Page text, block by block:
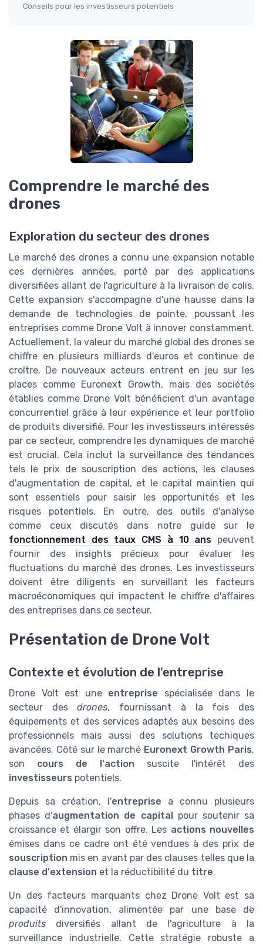
Conseils pour les investisseurs potentiels
Comprendre le marché des
drones
Exploration du secteur des drones
Le marché des drones a connu une expansion notable
ces dernières années, porté par des applications
diversifiées allant de l'agriculture à la livraison de colis.
Cette expansion s'accompagne d'une hausse dans la
demande de technologies de pointe, poussant les
entreprises comme Drone Volt à innover constamment.
Actuellement, la valeur du marché global des drones se
chiffre en plusieurs milliards d'euros et continue de
croître. De nouveaux acteurs entrent en jeu sur les
places comme Euronext Growth, mais des sociétés
établies comme Drone Volt bénéficient d'un avantage
concurrentiel grâce à leur expérience et leur portfolio
de produits diversifié. Pour les investisseurs intéressés
par ce secteur, comprendre les dynamiques de marché
est crucial. Cela inclut la surveillance des tendances
tels le prix de souscription des actions, les clauses
d'augmentation de capital, et le capital maintien qui
sont essentiels pour saisir les opportunités et les
risques potentiels. En outre, des outils d'analyse
comme ceux discutés dans notre guide sur le
fonctionnement des taux CMS à 10 ans peuvent
fournir des insights précieux pour évaluer les
fluctuations du marché des drones. Les investisseurs
doivent être diligents en surveillant les facteurs
macroéconomiques qui impactent le chiffre d'affaires
des entreprises dans ce secteur.
Présentation de Drone Volt
Contexte et évolution de l'entreprise
Drone Volt est une entreprise spécialisée dans le
secteur desdrones, fournissant à la fois des
équipements et des services adaptés aux besoins des
professionnels mais aussi des solutions techiques
avancées. Côté sur le marché Euronext Growth Paris,
son cours de l'action suscite l'intérêt des
investisseurs potentiels.
Depuis sa création, l'entreprise a connu plusieurs
phases d'augmentation de capital
pour soutenir sa
croissance et élargir son offre. Les actions nouvelles
émises dans ce cadre ont été vendues à des prix de
souscription mis en avant par des clauses telles que la
clause d'extension et la réductibilité du titre.
Un des facteurs marquants chez Drone Volt est sa
capacité d'innovation, alimentée par une base de
produits diversifiés allant de l'agriculture à la
surveillance industrielle. Cette stratégie robuste a